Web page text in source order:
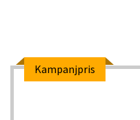
Kampanjpris